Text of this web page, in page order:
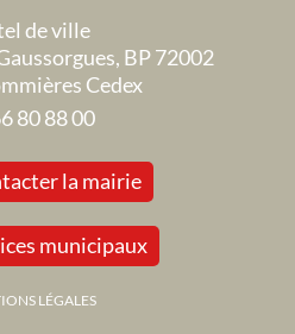
de ville
BP 72002
Cedex
80 88 00
la mairie
municipaux
LÉGALES